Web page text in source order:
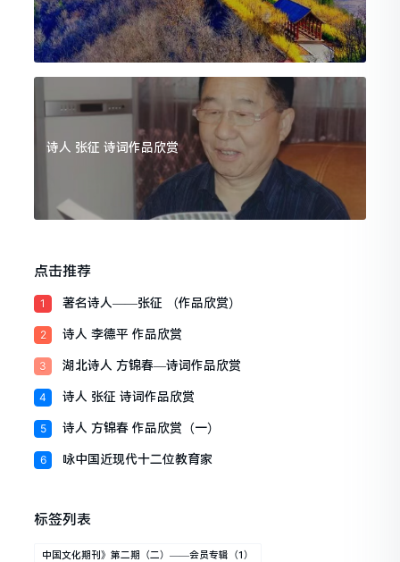
诗人 张征 诗词作品欣赏
点击推荐
1 著名诗人——张征 （作品欣赏）
2 诗人 李德平 作品欣赏
3 湖北诗人 方锦春—诗词作品欣赏
4 诗人 张征 诗词作品欣赏
5 诗人 方锦春 作品欣赏（一）
6 咏中国近现代十二位教育家
标签列表
中国文化期刊》第二期（二）——会员专辑（1）